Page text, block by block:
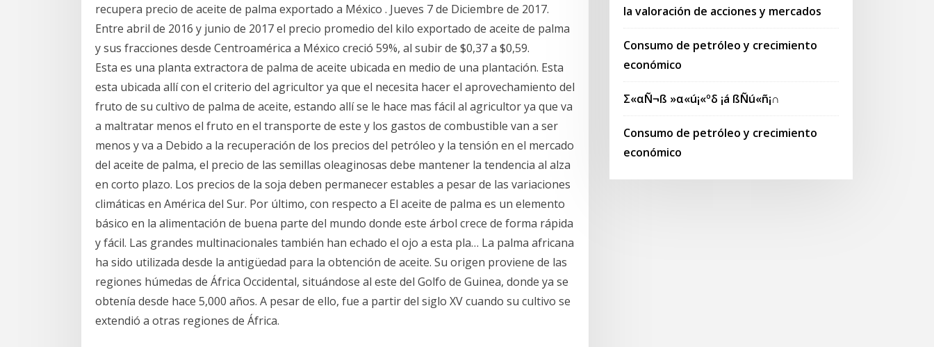
recupera precio de aceite de palma exportado a México . Jueves 7 de Diciembre de 2017.
Entre abril de 2016 y junio de 2017 el precio promedio del kilo exportado de aceite de palma
y sus fracciones desde Centroamérica a México creció 59%, al subir de $0,37 a $0,59.
Esta es una planta extractora de palma de aceite ubicada en medio de una plantación. Esta
esta ubicada allí con el criterio del agricultor ya que el necesita hacer el aprovechamiento del
fruto de su cultivo de palma de aceite, estando allí se le hace mas fácil al agricultor ya que va
a maltratar menos el fruto en el transporte de este y los gastos de combustible van a ser
menos y va a Debido a la recuperación de los precios del petróleo y la tensión en el mercado
del aceite de palma, el precio de las semillas oleaginosas debe mantener la tendencia al alza
en corto plazo. Los precios de la soja deben permanecer estables a pesar de las variaciones
climáticas en América del Sur. Por último, con respecto a El aceite de palma es un elemento
básico en la alimentación de buena parte del mundo donde este árbol crece de forma rápida
y fácil. Las grandes multinacionales también han echado el ojo a esta pla… La palma africana
ha sido utilizada desde la antigüedad para la obtención de aceite. Su origen proviene de las
regiones húmedas de África Occidental, situándose al este del Golfo de Guinea, donde ya se
obtenía desde hace 5,000 años. A pesar de ello, fue a partir del siglo XV cuando su cultivo se
extendió a otras regiones de África.
la valoración de acciones y mercados
Consumo de petróleo y crecimiento
económico
Σ«αÑ¬ß »α«ú¡«ºδ ¡á ßÑú«ñ¡∩
Consumo de petróleo y crecimiento
económico